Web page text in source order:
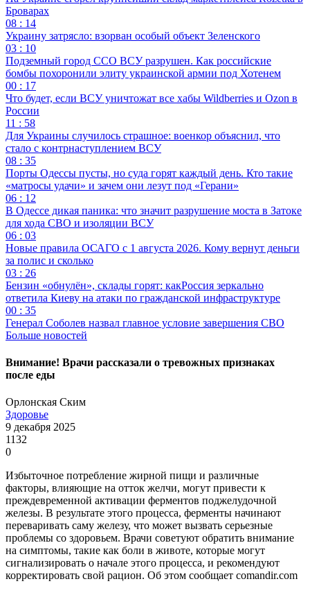
Броварах
08 : 14
Украину затрясло: взорван особый объект Зеленского
03 : 10
Подземный город ССО ВСУ разрушен. Как российские
бомбы похоронили элиту украинской армии под Хотенем
00 : 17
Что будет, если ВСУ уничтожат все хабы Wildberries и Ozon в
России
11 : 58
Для Украины случилось страшное: военкор объяснил, что
стало с контрнаступлением ВСУ
08 : 35
Порты Одессы пусты, но суда горят каждый день. Кто такие
«матросы удачи» и зачем они лезут под «Герани»
06 : 12
В Одессе дикая паника: что значит разрушение моста в Затоке
для хода СВО и изоляции ВСУ
06 : 03
Новые правила ОСАГО с 1 августа 2026. Кому вернут деньги
за полис и сколько
03 : 26
Бензин «обнулён», склады горят: какРоссия зеркально
ответила Киеву на атаки по гражданской инфраструктуре
00 : 35
Генерал Соболев назвал главное условие завершения СВО
Больше новостей
Внимание! Врачи рассказали о тревожных признаках
после еды
Орлонская Ским
Здоровье
9 декабря 2025
1132
0
Избыточное потребление жирной пищи и различные
факторы, влияющие на отток желчи, могут привести к
преждевременной активации ферментов поджелудочной
железы. В результате этого процесса, ферменты начинают
переваривать саму железу, что может вызвать серьезные
проблемы со здоровьем. Врачи советуют обратить внимание
на симптомы, такие как боли в животе, которые могут
сигнализировать о начале этого процесса, и рекомендуют
корректировать свой рацион. Об этом сообщает comandir.com